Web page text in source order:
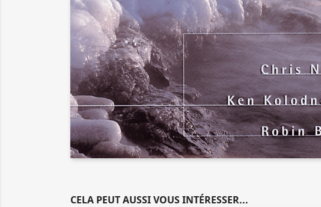
CELA PEUT AUSSI VOUS INTÉRESSER...